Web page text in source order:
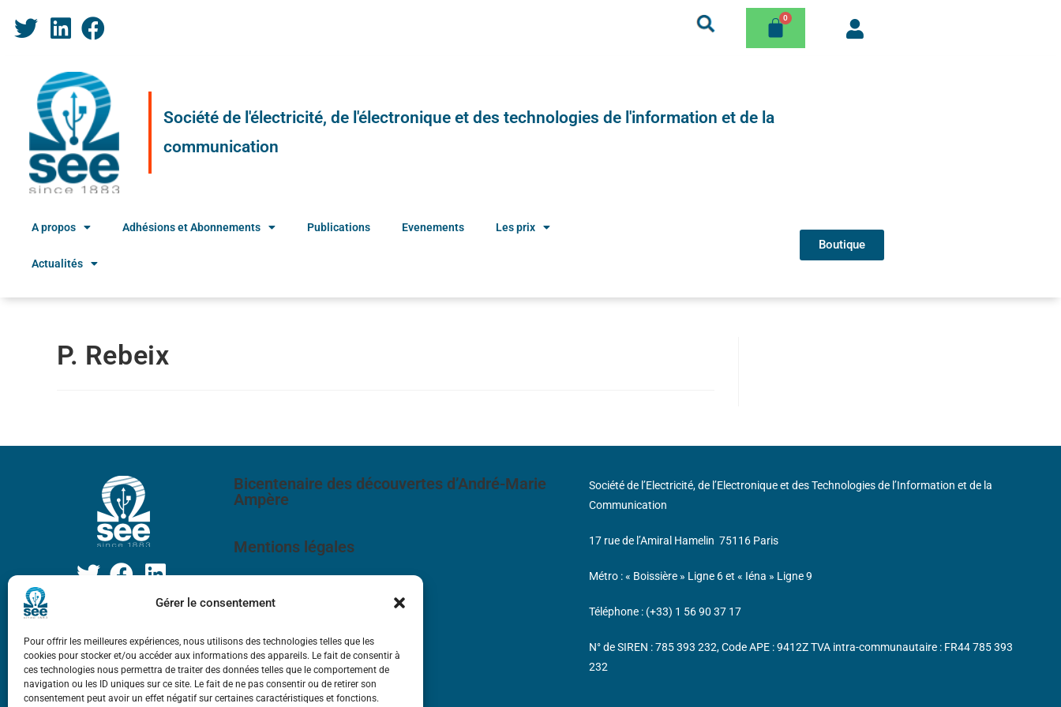
Gérer le consentement
Pour offrir les meilleures expériences, nous utilisons des technologies telles que les
cookies pour stocker et/ou accéder aux informations des appareils. Le fait de consentir à
ces technologies nous permettra de traiter des données telles que le comportement de
navigation ou les ID uniques sur ce site. Le fait de ne pas consentir ou de retirer son
consentement peut avoir un effet négatif sur certaines caractéristiques et fonctions.
Société de l'électricité, de l'électronique et des technologies de l'information et de la
communication
A propos Adhésions et Abonnements Publications Evenements Les prix
Actualités
Boutique
P. Rebeix
Bicentenaire des découvertes d’André-Marie
Ampère
Mentions légales
Société de l’Electricité, de l’Electronique et des Technologies de l’Information et de la
Communication
17 rue de l’Amiral Hamelin 75116 Paris
Métro : « Boissière » Ligne 6 et « Iéna » Ligne 9
Téléphone : (+33) 1 56 90 37 17
N° de SIREN : 785 393 232, Code APE : 9412Z TVA intra-communautaire : FR44 785 393
232